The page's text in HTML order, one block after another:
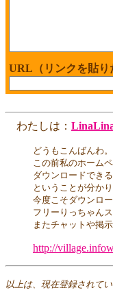
URL（リンクを貼り
わたしは：
どうもこんばんわ
この前私のホーム
ダウンロードでき
ということが分か
今度こそダウンロ
フリーりっちゃん
またチャットや掲
http://
以上は、現在登録されて